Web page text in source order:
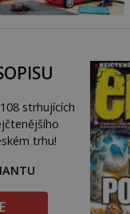
strhujících
trhu!